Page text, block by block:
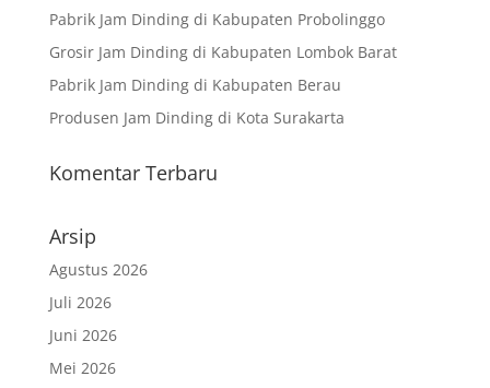
Pabrik Jam Dinding di Kabupaten Probolinggo
Grosir Jam Dinding di Kabupaten Lombok Barat
Pabrik Jam Dinding di Kabupaten Berau
Produsen Jam Dinding di Kota Surakarta
Komentar Terbaru
Arsip
Agustus 2026
Juli 2026
Juni 2026
Mei 2026